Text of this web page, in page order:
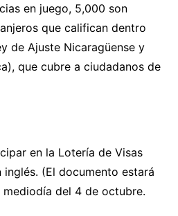
en juego, 5,000 son
que califican dentro
de Ajuste Nicaragüense y
que cubre a ciudadanos de
en la Lotería de Visas
(El documento estará
del 4 de octubre.